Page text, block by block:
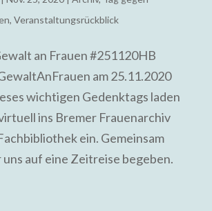
, Veranstaltungsrückblick
an Frauen #251120HB
am 25.11.2020
wichtigen Gedenktags laden
ins Bremer Frauenarchiv
ein. Gemeinsam
auf eine Zeitreise begeben.